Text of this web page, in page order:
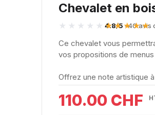
Chevalet en
4.8/5· 40 avis
Ce chevalet vous
vos propositions de
Offrez une note artistique
110.00 CHF